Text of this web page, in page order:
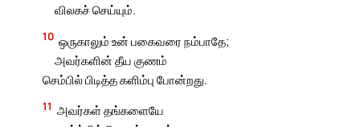
விலகச் செய்யும்.
10 ஒருகாலும் உன் பகைவரை நம்பாதே;
அவர்களின் தீய குணம்
செம்பில் பிடித்த களிம்பு போன்றது.
11 அவர்கள் தங்களையே